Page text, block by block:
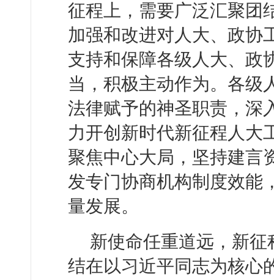
征程上，需要广泛汇聚团
加强和改进对人大、政协
支持和保障各级人大、政
当，积极主动作为。各级
法律赋予的神圣职责，深
力开创新时代新征程人大
聚焦中心大局，坚持建言
发专门协商机构制度效能
量发展。
新使命任重道远，新
结在以习近平同志为核心